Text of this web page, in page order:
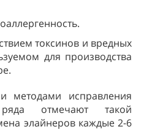
токсинов и вредных
для производства
методами исправления
отмечают такой
элайнеров каждые 2-6